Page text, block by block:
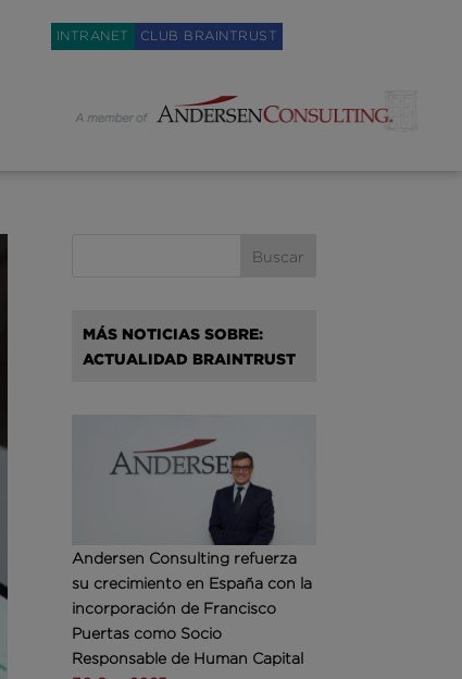
INTRANET CLUB BRAINTRUST
MÁS NOTICIAS SOBRE:
ACTUALIDAD BRAINTRUST
Andersen Consulting refuerza
su crecimiento en España con la
incorporación de Francisco
Puertas como Socio
Responsable de Human Capital